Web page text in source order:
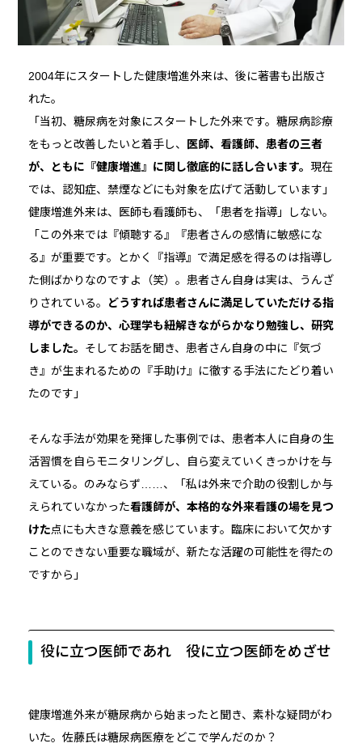
2004年にスタートした健康増進外来は、後に著書も出版さ
れた。
「当初、糖尿病を対象にスタートした外来です。糖尿病診療
をもっと改善したいと着手し、 医師、看護師、患者の三者
が、ともに『健康増進』に関し徹底的に話し合います。 現在
では、認知症、禁煙などにも対象を広げて活動しています」
健康増進外来は、医師も看護師も、「患者を指導」しない。
「この外来では『傾聴する』『患者さんの感情に敏感にな
る』が重要です。とかく『指導』で満足感を得るのは指導し
た側ばかりなのですよ（笑）。患者さん自身は実は、うんざ
りされている。
どうすれば患者さんに満足していただける指
導ができるのか、心理学も紐解きながらかなり勉強し、研究
しました。 そしてお話を聞き、患者さん自身の中に『気づ
き』が生まれるための『手助け』に徹する手法にたどり着い
たのです」
そんな手法が効果を発揮した事例では、患者本人に自身の生
活習慣を自らモニタリングし、自ら変えていくきっかけを与
えている。のみならず……、「私は外来で介助の役割しか与
えられていなかった看護師が、本格的な外来看護の場を見つ
けた点にも大きな意義を感じています。臨床において欠かす
ことのできない重要な職域が、新たな活躍の可能性を得たの
ですから」
役に立つ医師であれ 役に立つ医師をめざせ
健康増進外来が糖尿病から始まったと聞き、素朴な疑問がわ
いた。佐藤氏は糖尿病医療をどこで学んだのか？